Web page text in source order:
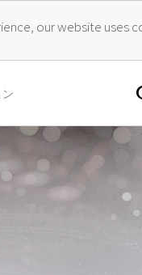
our website uses